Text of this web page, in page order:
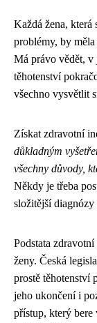
Každá žena, která
problémy, by
Má právo vědět,
těhotenství
všechno vysvětlit
Získat zdravotní
důkladným
všechny důvody,
Někdy je třeba
složitější diagnózy
Podstata
ženy. Česká
prostě těhotenství
jeho ukončení i
přístup, který